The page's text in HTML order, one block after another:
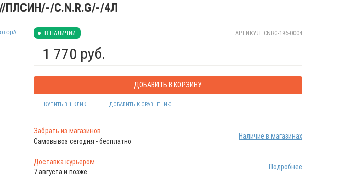
ПЛСИН/-/C.N.R.G/-/4Л
В НАЛИЧИИ АРТИКУЛ: CNRG-196-0004
1 770 руб.
ДОБАВИТЬ В КОРЗИНУ
КУПИТЬ В 1 КЛИК ДОБАВИТЬ К СРАВНЕНИЮ
Забрать из магазинов
Самовывоз сегодня - бесплатно
Наличие в магазинах
Доставка курьером
7 августа и позже
Подробнее